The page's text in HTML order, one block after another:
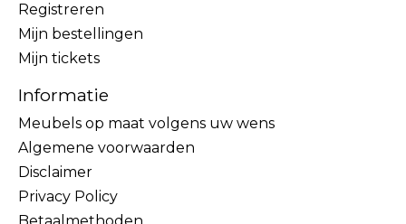
Registreren
Mijn bestellingen
Mijn tickets
Informatie
Meubels op maat volgens uw wens
Algemene voorwaarden
Disclaimer
Privacy Policy
Betaalmethoden